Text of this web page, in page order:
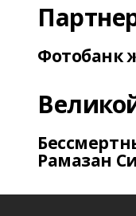
Фотобанк
Рамазан